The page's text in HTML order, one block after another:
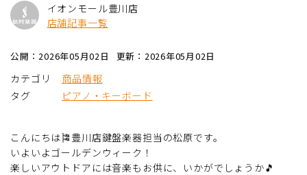
イオンモール豊川店
店舗記事一覧
公開：2026年05月02日 更新：2026年05月02日
カテゴリ
商品情報
タグ
ピアノ・キーボード
こんにちは🎏豊川店鍵盤楽器担当の松原です。
いよいよゴールデンウィーク！
楽しいアウトドアには音楽もお供に、いかがでしょうか🎵